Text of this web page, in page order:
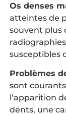
Os denses
atteintes de
souvent plus
susceptibles
Problèmes
sont
l’apparition
dents, une